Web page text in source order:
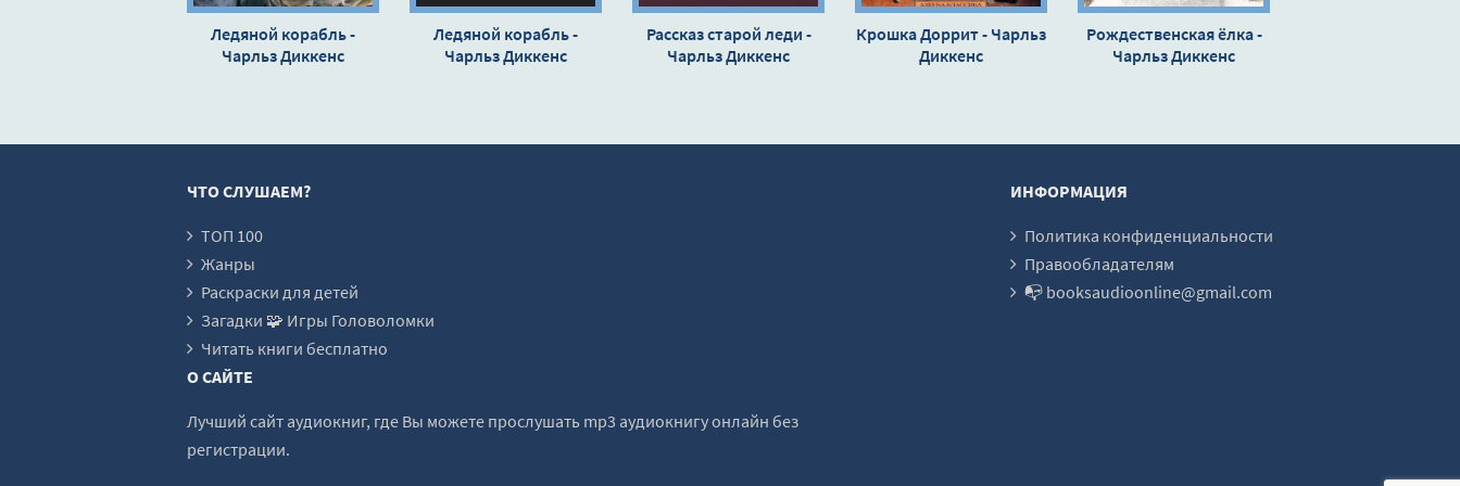
Ледяной корабль -
Чарльз Диккенс
Ледяной корабль -
Чарльз Диккенс
Рассказ старой леди -
Чарльз Диккенс
Крошка Доррит - Чарльз
Диккенс
Рождественская ёлка -
Чарльз Диккенс
ЧТО СЛУШАЕМ?
ТОП 100
Жанры
Раскраски для детей
Загадки 🧩 Игры Головоломки
Читать книги бесплатно
ИНФОРМАЦИЯ
Политика конфиденциальности
Правообладателям
📭 booksaudioonline@gmail.com
О САЙТЕ
Лучший сайт аудиокниг, где Вы можете прослушать mp3 аудиокнигу онлайн без
регистрации.